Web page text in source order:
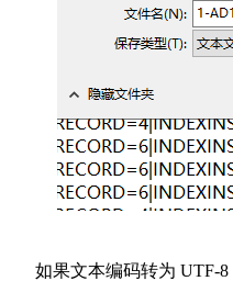
如果文本编码转为 UTF-